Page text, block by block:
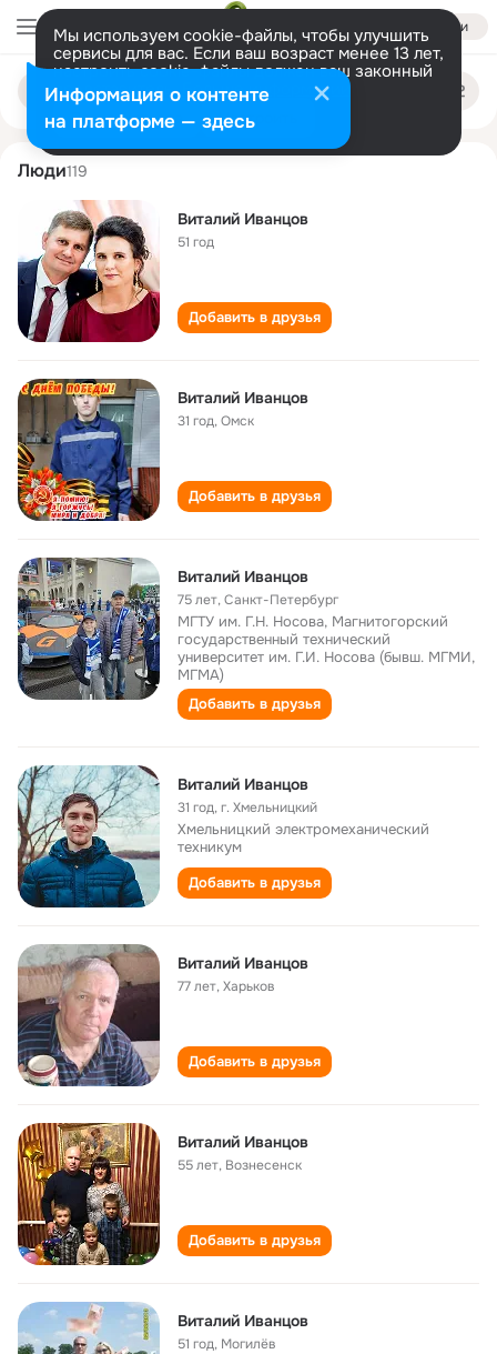
Войти
Мы используем cookie-файлы, чтобы улучшить
сервисы для вас. Если ваш возраст менее 13 лет,
настроить cookie-файлы должен ваш законный
представитель. Больше информации
Разрешить все Настроить
Поиск
людям
vitaliy ivantsov
Люди119
Виталий Иванцов
51 год
Добавить в друзья
Виталий Иванцов
31 год,Омск
Добавить в друзья
Виталий Иванцов
75 лет,Санкт-Петербург
МГТУ им. Г.Н. Носова, Магнитогорский
государственный технический
университет им. Г.И. Носова (бывш. МГМИ,
МГМА)
Добавить в друзья
Виталий Иванцов
31 год,г. Хмельницкий
Хмельницкий электромеханический
техникум
Добавить в друзья
Виталий Иванцов
77 лет,Харьков
Добавить в друзья
Виталий Иванцов
55 лет, Вознесенск
Добавить в друзья
Виталий Иванцов
51 год, Могилёв
Информация о контенте
на платформе — здесь